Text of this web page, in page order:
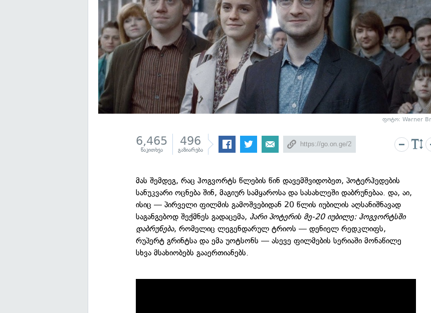
ფოტო: Warner
6,465
წაკითხვა
496
გაზიარება
მას შემდეგ, რაც ჰოგვორტს წლების წინ დავემშვიდობეთ, პოტერჰედების
სანუკვარი ოცნება შინ, მაგიურ სამყაროსა და სასახლეში დაბრუნებაა. და, აი,
ისიც — პირველი ფილმის გამოშვებიდან 20 წლის იუბილის აღსანიშნავად
საგანგებოდ შექმნეს გადაცემა, ჰარი პოტერის მე-20 იუბილე: ჰოგვორტსში
დაბრუნება, რომელიც ლეგენდარულ ტრიოს — დენიელ რედკლიფს,
რუპერტ გრინტსა და ემა უოტსონს — ასევე ფილმების სერიაში მონაწილე
სხვა მსახიობებს გააერთიანებს.